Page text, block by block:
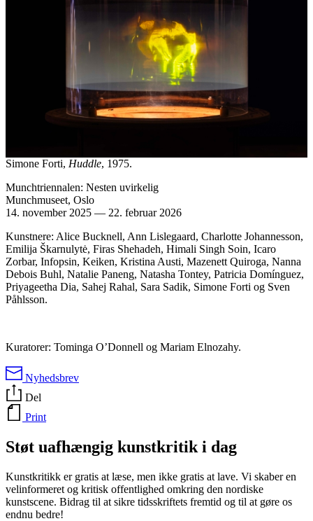
Simone Forti, Huddle, 1975.
Munchtriennalen: Nesten uvirkelig
Munchmuseet, Oslo
14. november 2025 — 22. februar 2026
Kunstnere: Alice Bucknell, Ann Lislegaard, Charlotte Johannesson,
Emilija Škarnulytė, Firas Shehadeh, Himali Singh Soin, Icaro
Zorbar, Infopsin, Keiken, Kristina Austi, Mazenett Quiroga, Nanna
Debois Buhl, Natalie Paneng, Natasha Tontey, Patricia Domínguez,
Priyageetha Dia, Sahej Rahal, Sara Sadik, Simone Forti og Sven
Påhlsson.
Kuratorer: Tominga O’Donnell og Mariam Elnozahy.
Nyhedsbrev
Del
Print
Støt uafhængig kunstkritik i dag
Kunstkritikk er gratis at læse, men ikke gratis at lave. Vi skaber en
velinformeret og kritisk offentlighed omkring den nordiske
kunstscene. Bidrag til at sikre tidsskriftets fremtid og til at gøre os
endnu bedre!